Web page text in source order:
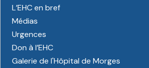
L’EHC en bref
Médias
Urgences
Don à l’EHC
Galerie de l'Hôpital de Morges